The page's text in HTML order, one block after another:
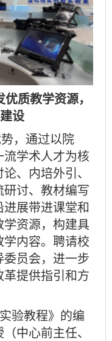
质教学资源，
设
，通过以院
流学术人才为核
、内培外引、
讨、教材编写
展带进课堂和
资源，构建具
学内容。聘请校
委员会， 进一步
革提供指引和方
验教程》的编
中心前主任、